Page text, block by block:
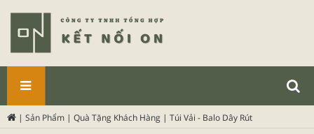
PHẨM
| Sản Phẩm | Quà Tặng Khách Hàng | Túi Vải - Balo Dây Rút